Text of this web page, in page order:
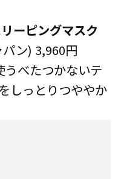
ーピングマスク
ン) 3,960円
うべたつかないテ
しっとりつややか